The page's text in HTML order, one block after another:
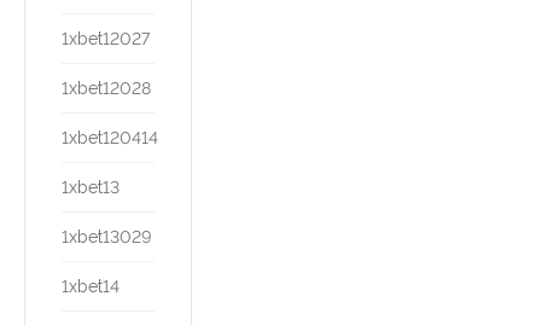
1xbet12027
1xbet12028
1xbet120414
1xbet13
1xbet13029
1xbet14